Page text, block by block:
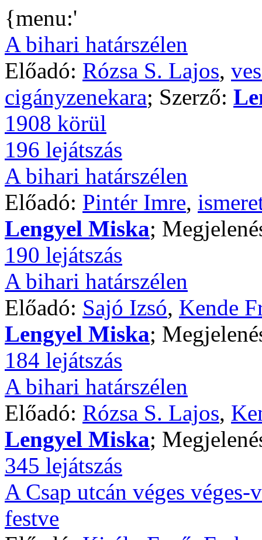
{menu:'
A bihari határszélen
Előadó: Rózsa S. Lajos,
cigányzenekara; Szerző:
1908 körül
196 lejátszás
A bihari határszélen
Előadó: Pintér Imre,
Lengyel Miska;
190 lejátszás
A bihari határszélen
Előadó: Sajó Izsó, Kende
Lengyel Miska;
184 lejátszás
A bihari határszélen
Előadó: Rózsa S. Lajos,
Lengyel Miska;
345 lejátszás
A Csap utcán véges
festve